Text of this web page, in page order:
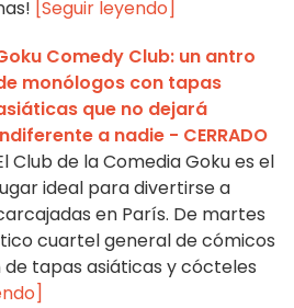
[Seguir leyendo]
Comedy Club: un antro
monólogos con tapas
que no dejará
a nadie - CERRADO
Club de la Comedia Goku es el
ideal para divertirse a
en París. De martes
cuartel general de cómicos
tapas asiáticas y cócteles